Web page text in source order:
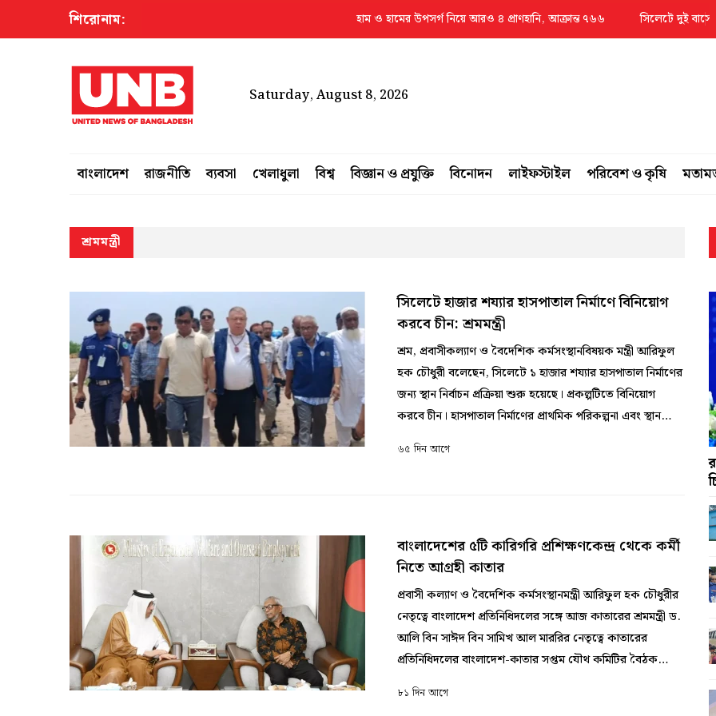
শিরোনাম: হাম ও হামের উপসর্গ নিয়ে আরও ৪ প্রাণহানি, আক্রান্ত ৭৬৬ সিলেটে দুই বাসের
Saturday, August 8, 2026
বাংলাদেশ রাজনীতি ব্যবসা খেলাধুলা বিশ্ব বিজ্ঞান ও প্রযুক্তি বিনোদন লাইফস্টাইল পরিবেশ ও কৃষি
শ্রমমন্ত্রী
সিলেটে হাজার শয্যার হাসপাতাল নির্মাণে বিনিয়োগ
করবে চীন: শ্রমমন্ত্রী
শ্রম, প্রবাসীকল্যাণ ও বৈদেশিক কর্মসংস্থানবিষয়ক মন্ত্রী আরিফুল
হক চৌধুরী বলেছেন, সিলেটে ১ হাজার শয্যার হাসপাতাল নির্মাণের
জন্য স্থান নির্বাচন প্রক্রিয়া শুরু হয়েছে। প্রকল্পটিতে বিনিয়োগ
করবে চীন। হাসপাতাল নির্মাণের প্রাথমিক পরিকল্পনা এবং স্থান
নির্ধারণের বিষয়ে চীনা বিনিয়োগকারীদের সঙ্গে আলোচনা চলছে।
বুধবার (৩ জুন) হাসপাতাল নির্মাণের জন্য উপযুক্ত স্থান নির্বাচন ও
হক চৌধুরী জানান, প্রকল্পটি বাস্তবায়িত হলে এ অঞ্চলের
স্বাস্থ্যসেবায় উল্লেখযোগ্য ইতিবাচক পরিবর্তন আসবে। চীনের
প্রতিনিধিদলের হয়ে আসা বাই আপ ইনভেস্টমেন্ট লিমিটেডের
চেয়ারম্যান স্টোয়ার্ড চিয়ং জানান, প্রাথমিক পর্যায়ে স্থান পরিদর্শন ও
সম্ভাব্যতা মূল্যায়নে তারা আশাবাদী। প্রকল্পটি বাস্তবায়নের জন্য
প্রয়োজনীয় অর্থায়ন নিশ্চিত করতে সর্বোচ্চ চেষ্টা করা হবে।
প্রশাসনের কর্মকর্তারা উপস্থিত ছিলেন। এর আগে গতকাল
৬৫ দিন আগে
বাংলাদেশের ৫টি কারিগরি প্রশিক্ষণকেন্দ্র থেকে কর্মী
নিতে আগ্রহী কাতার
প্রবাসী কল্যাণ ও বৈদেশিক কর্মসংস্থানমন্ত্রী আরিফুল হক চৌধুরীর
নেতৃত্বে বাংলাদেশ প্রতিনিধিদলের সঙ্গে আজ কাতারের শ্রমমন্ত্রী ড.
আলি বিন সাঈদ বিন সামিখ আল মাররির নেতৃত্বে কাতারের
প্রতিনিধিদলের বাংলাদেশ-কাতার সপ্তম যৌথ কমিটির বৈঠক
অনুষ্ঠিত হয়েছে। বৈঠকে বাংলাদেশের ৫ নির্দিষ্ট কারিগরি প্রশিক্ষণ
কেন্দ্র থেকে ইলেকট্রিশিয়ান, প্লাম্বার, এসি টেকনিশিয়ান ও
৮১ দিন আগে